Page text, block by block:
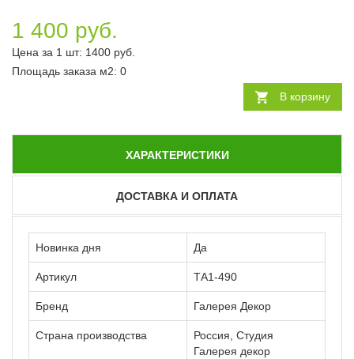
1 400 руб.
Цена за 1 шт: 1400 руб.
Площадь заказа м2: 0
В корзину
ХАРАКТЕРИСТИКИ
ДОСТАВКА И ОПЛАТА
Новинка дня Да
Артикул ТА1-490
Бренд Галерея Декор
Страна производства
Россия, Студия
Галерея декор